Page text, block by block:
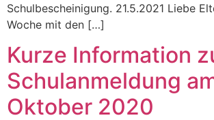
Schulbescheinigung. 21.5.2021 Liebe
Woche mit den […]
Kurze Information
Schulanmeldung
Oktober 2020